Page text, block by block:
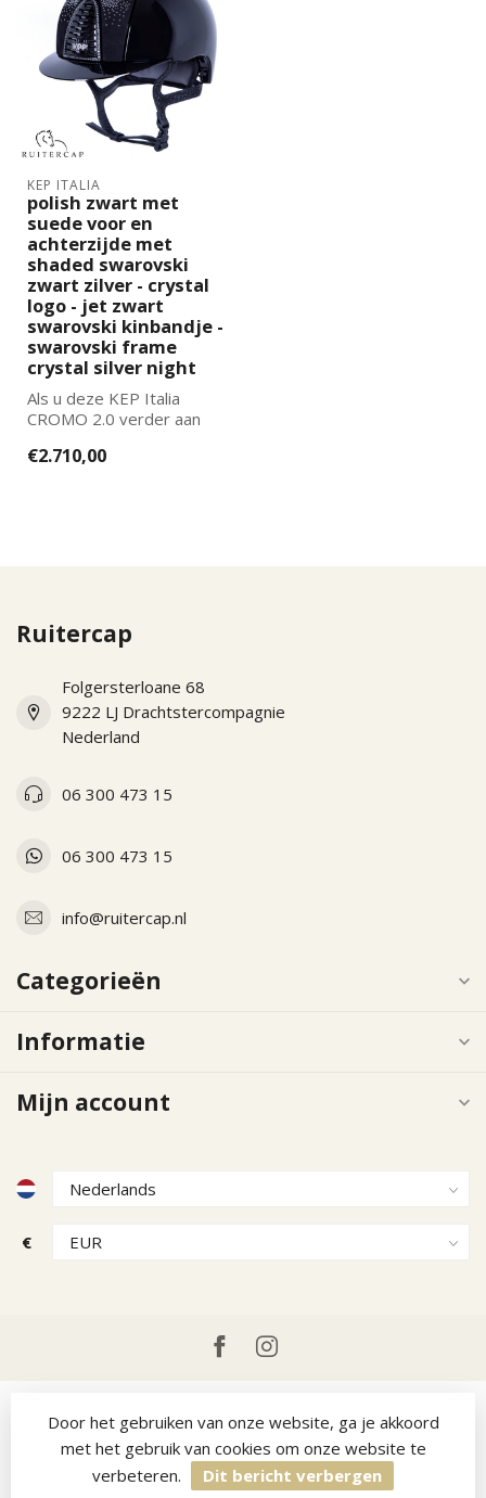
KEP ITALIA
polish zwart met
suede voor en
achterzijde met
shaded swarovski
zwart zilver - crystal
logo - jet zwart
swarovski kinbandje -
swarovski frame
crystal silver night
Als u deze KEP Italia
CROMO 2.0 verder aan
wensen kun...
€2.710,00
Ruitercap
Folgersterloane 68
9222 LJ Drachtstercompagnie
Nederland
06 300 473 15
06 300 473 15
info@ruitercap.nl
Categorieën
Informatie
Mijn account
€
© Copyright 2026 Ruitercap- Powered byLightspeed
Door het gebruiken van onze website, ga je akkoord
met het gebruik van cookies om onze website te
verbeteren.
Dit bericht verbergen